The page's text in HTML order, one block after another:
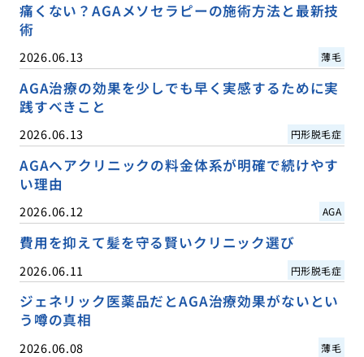
痛くない？AGAメソセラピーの施術方法と最新技
術
2026.06.13 薄毛
AGA治療の効果を少しでも早く実感するために実
践すべきこと
2026.06.13 円形脱毛症
AGAヘアクリニックの料金体系が明確で続けやす
い理由
2026.06.12 AGA
費用を抑えて髪を守る賢いクリニック選び
2026.06.11 円形脱毛症
ジェネリック医薬品だとAGA治療効果がないとい
う噂の真相
2026.06.08 薄毛